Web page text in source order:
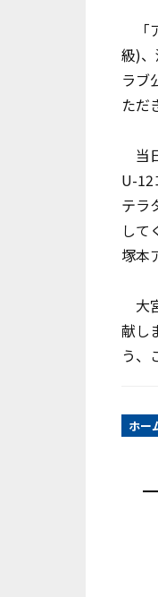
「
級)
ラブ
ただ
当
U-12
テラ
して
塚本
大
献し
う、
ホー